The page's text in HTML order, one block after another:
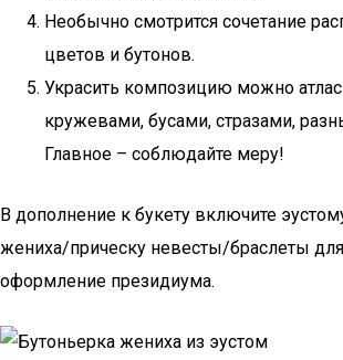
Необычно смотрится сочетание
цветов и бутонов.
Украсить композицию можно
кружевами, бусами, стразами,
Главное – соблюдайте меру!
В дополнение к букету включите
жениха/прическу невесты/браслеты
оформление президиума.